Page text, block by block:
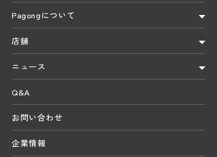
Pagongについて
店舗
ニュース
Q&A
お問い合わせ
企業情報